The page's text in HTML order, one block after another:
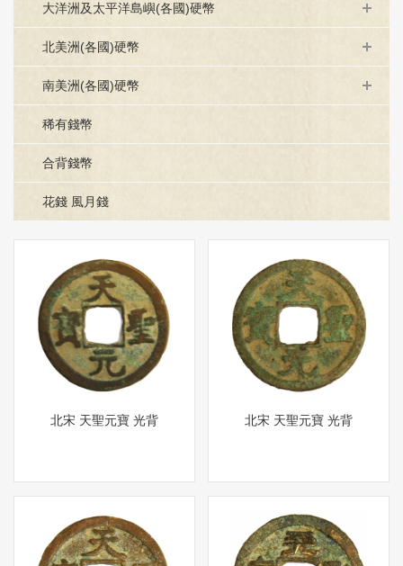
大洋洲及太平洋島嶼(各國)硬幣
北美洲(各國)硬幣
南美洲(各國)硬幣
稀有錢幣
合背錢幣
花錢 風月錢
北宋 天聖元寶 光背 北宋 天聖元寶 光背